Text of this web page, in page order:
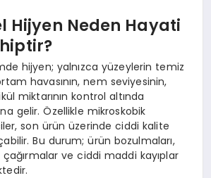
Hijyen Neden Hayati
hijyen; yalnızca yüzeylerin temiz
havasının, nem seviyesinin,
miktarının kontrol altında
gelir. Özellikle mikroskobik
son ürün üzerinde ciddi kalite
Bu durum; ürün bozulmaları,
çağırmalar ve ciddi maddi kayıplar